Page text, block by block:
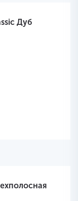
Дуб